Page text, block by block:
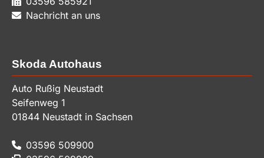
Nachricht an uns
Skoda Autohaus
Auto Rußig Neustadt
Seifenweg 1
01844 Neustadt in Sachsen
03596 509900